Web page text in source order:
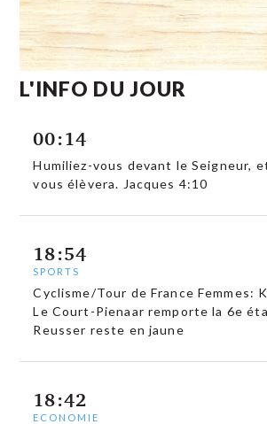
L'INFO DU JOUR
00:14
Humiliez-vous devant le Seigneur,
vous élèvera. Jacques 4:10
18:54
SPORTS
Cyclisme/Tour de France Femmes:
Le Court-Pienaar remporte la 6e
Reusser reste en jaune
18:42
ECONOMIE